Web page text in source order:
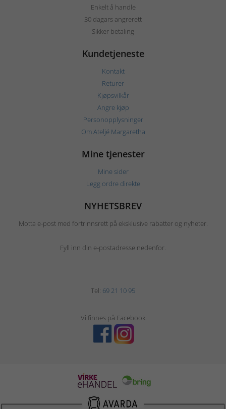
Enkelt å handle
30 dagars angrerett
Sikker betaling
Kundetjeneste
Kontakt
Returer
Kjøpsvilkår
Angre kjøp
Personopplysninger
Om Ateljé Margaretha
Mine tjenester
Mine sider
Legg ordre direkte
NYHETSBREV
Motta e-post med fortrinnsrett på eksklusive rabatter og nyheter.
Fyll inn din e-postadresse nedenfor.
Tel: 69 21 10 95
Vi finnes på Facebook